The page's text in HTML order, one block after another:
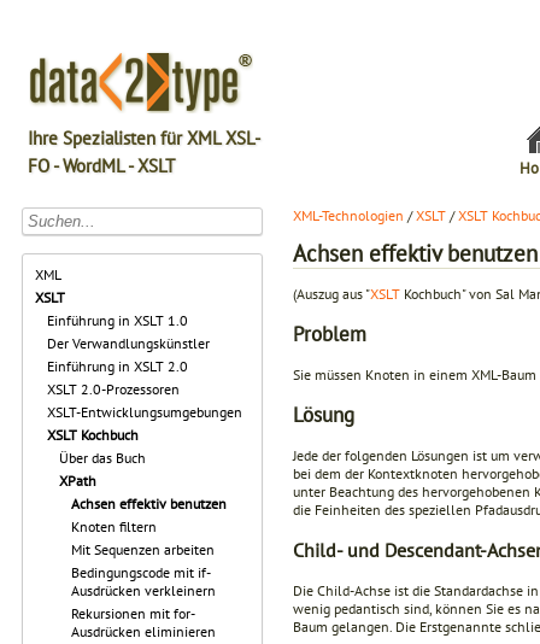
Ihre Spezialisten für XML XSL-
FO - WordML - XSLT
XML
XSLT
Einführung in XSLT 1.0
Der Verwandlungskünstler
Einführung in XSLT 2.0
XSLT 2.0-Prozessoren
XSLT-Entwicklungsumgebungen
XSLT Kochbuch
Über das Buch
XPath
Achsen effektiv benutzen
Knoten filtern
Mit Sequenzen arbeiten
Bedingungscode mit if-
Ausdrücken verkleinern
Rekursionen mit for-
Ausdrücken eliminieren
XML-Technologien /XSLT /XSLT
Achsen effektiv benutzen
(Auszug aus "XSLT Kochbuch" von Sal
Problem
Sie müssen Knoten in einem XML-
Lösung
Jede der folgenden Lösungen ist um
bei dem der Kontextknoten
unter Beachtung des hervorgehobenen
die Feinheiten des speziellen
Child- und Descendant-
Die Child-Achse ist die Standardachse
wenig pedantisch sind, können Sie es
Baum gelangen. Die Erstgenannte